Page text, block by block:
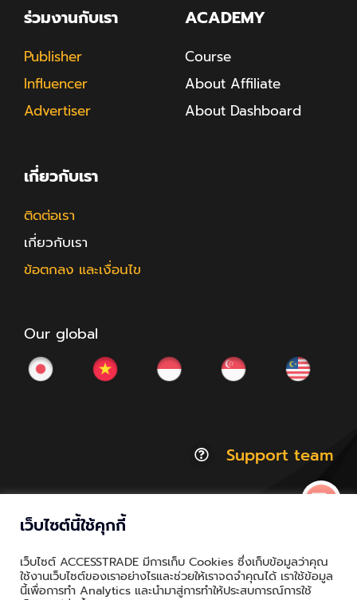
ร่วมงานกับเรา
Publisher
Influencer
Advertiser
ACADEMY
Course
About Affiliate
About Dashboard
เกี่ยวกับเรา
ติดต่อเรา
เกี่ยวกับเรา
ข้อตกลง และเงื่อนไข
Our global
Support team
Thailand.a | All Rights Reserved
เว็บไซต์นี้ใช้คุกกี้
เว็บไซต์ ACCESSTRADE มีการเก็บ Cookies ซึ่งเก็บข้อมูลว่าคุณ
ใช้งานเว็บไซต์ของเราอย่างไรและช่วยให้เราจดจำคุณได้ เราใช้ข้อมูล
นี้เพื่อการทำ Analytics และนำมาสู่การทำให้ประสบการณ์การใช้